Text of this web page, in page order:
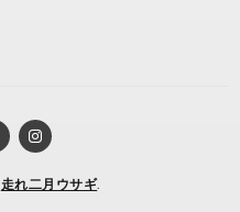
走れ二月ウサギ.